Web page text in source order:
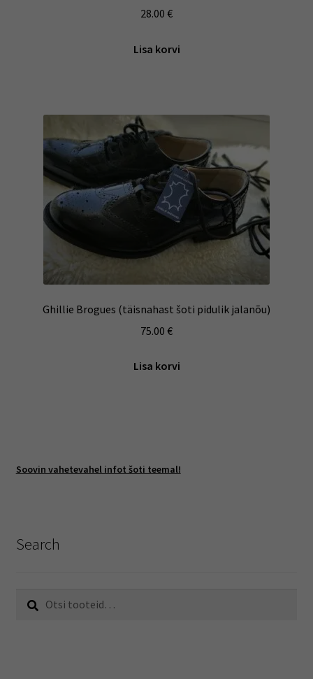
28.00 €
Lisa korvi
Ghillie Brogues (täisnahast šoti pidulik jalanõu)
75.00 €
Lisa korvi
Soovin vahetevahel infot šoti teemal!
Search